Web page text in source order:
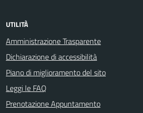
UTILITÀ
Amministrazione Trasparente
Dichiarazione di accessibilità
Piano di miglioramento del sito
Leggi le FAQ
Prenotazione Appuntamento